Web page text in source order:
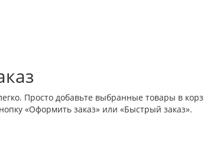
Просто добавьте выбранные товары в
«Оформить заказ» или «Быстрый заказ».